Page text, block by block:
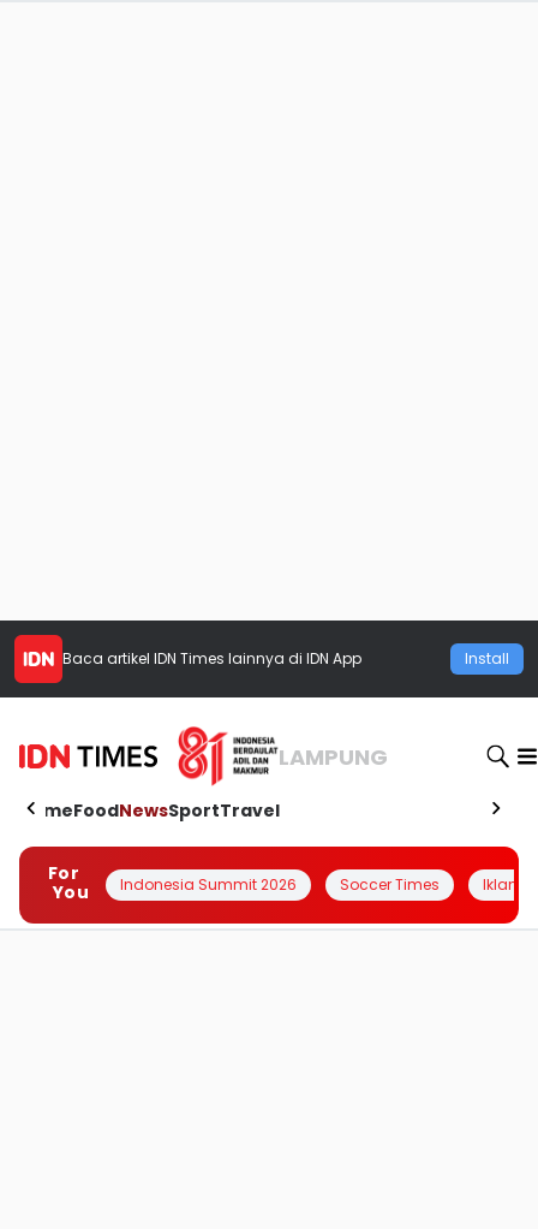
Baca artikel IDN Times lainnya di IDN App Install
LAMPUNG
HomeFoodNewsSportTravel
For
You
Indonesia Summit 2026 Soccer Times Iklanin